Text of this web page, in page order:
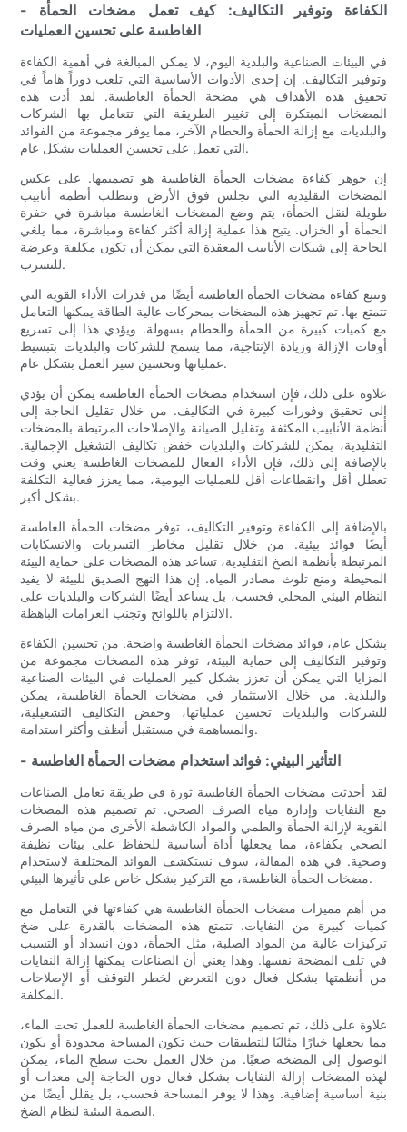
- الكفاءة وتوفير التكاليف: كيف تعمل مضخات الحمأة
الغاطسة على تحسين العمليات
في البيئات الصناعية والبلدية اليوم، لا يمكن المبالغة في أهمية الكفاءة
وتوفير التكاليف. إن إحدى الأدوات الأساسية التي تلعب دوراً هاماً في
تحقيق هذه الأهداف هي مضخة الحمأة الغاطسة. لقد أدت هذه
المضخات المبتكرة إلى تغيير الطريقة التي تتعامل بها الشركات
والبلديات مع إزالة الحمأة والحطام الآخر، مما يوفر مجموعة من الفوائد
التي تعمل على تحسين العمليات بشكل عام.
إن جوهر كفاءة مضخات الحمأة الغاطسة هو تصميمها. على عكس
المضخات التقليدية التي تجلس فوق الأرض وتتطلب أنظمة أنابيب
طويلة لنقل الحمأة، يتم وضع المضخات الغاطسة مباشرة في حفرة
الحمأة أو الخزان. يتيح هذا عملية إزالة أكثر كفاءة ومباشرة، مما يلغي
الحاجة إلى شبكات الأنابيب المعقدة التي يمكن أن تكون مكلفة وعرضة
للتسرب.
وتنبع كفاءة مضخات الحمأة الغاطسة أيضًا من قدرات الأداء القوية التي
تتمتع بها. تم تجهيز هذه المضخات بمحركات عالية الطاقة يمكنها التعامل
مع كميات كبيرة من الحمأة والحطام بسهولة. ويؤدي هذا إلى تسريع
أوقات الإزالة وزيادة الإنتاجية، مما يسمح للشركات والبلديات بتبسيط
عملياتها وتحسين سير العمل بشكل عام.
علاوة على ذلك، فإن استخدام مضخات الحمأة الغاطسة يمكن أن يؤدي
إلى تحقيق وفورات كبيرة في التكاليف. من خلال تقليل الحاجة إلى
أنظمة الأنابيب المكثفة وتقليل الصيانة والإصلاحات المرتبطة بالمضخات
التقليدية، يمكن للشركات والبلديات خفض تكاليف التشغيل الإجمالية.
بالإضافة إلى ذلك، فإن الأداء الفعال للمضخات الغاطسة يعني وقت
تعطل أقل وانقطاعات أقل للعمليات اليومية، مما يعزز فعالية التكلفة
بشكل أكبر.
بالإضافة إلى الكفاءة وتوفير التكاليف، توفر مضخات الحمأة الغاطسة
أيضًا فوائد بيئية. من خلال تقليل مخاطر التسربات والانسكابات
المرتبطة بأنظمة الضخ التقليدية، تساعد هذه المضخات على حماية البيئة
المحيطة ومنع تلوث مصادر المياه. إن هذا النهج الصديق للبيئة لا يفيد
النظام البيئي المحلي فحسب، بل يساعد أيضًا الشركات والبلديات على
الالتزام باللوائح وتجنب الغرامات الباهظة.
بشكل عام، فوائد مضخات الحمأة الغاطسة واضحة. من تحسين الكفاءة
وتوفير التكاليف إلى حماية البيئة، توفر هذه المضخات مجموعة من
المزايا التي يمكن أن تعزز بشكل كبير العمليات في البيئات الصناعية
والبلدية. من خلال الاستثمار في مضخات الحمأة الغاطسة، يمكن
للشركات والبلديات تحسين عملياتها، وخفض التكاليف التشغيلية،
والمساهمة في مستقبل أنظف وأكثر استدامة.
- التأثير البيئي: فوائد استخدام مضخات الحمأة الغاطسة
لقد أحدثت مضخات الحمأة الغاطسة ثورة في طريقة تعامل الصناعات
مع النفايات وإدارة مياه الصرف الصحي. تم تصميم هذه المضخات
القوية لإزالة الحمأة والطمي والمواد الكاشطة الأخرى من مياه الصرف
الصحي بكفاءة، مما يجعلها أداة أساسية للحفاظ على بيئات نظيفة
وصحية. في هذه المقالة، سوف نستكشف الفوائد المختلفة لاستخدام
مضخات الحمأة الغاطسة، مع التركيز بشكل خاص على تأثيرها البيئي.
من أهم مميزات مضخات الحمأة الغاطسة هي كفاءتها في التعامل مع
كميات كبيرة من النفايات. تتمتع هذه المضخات بالقدرة على ضخ
تركيزات عالية من المواد الصلبة، مثل الحمأة، دون انسداد أو التسبب
في تلف المضخة نفسها. وهذا يعني أن الصناعات يمكنها إزالة النفايات
من أنظمتها بشكل فعال دون التعرض لخطر التوقف أو الإصلاحات
المكلفة.
علاوة على ذلك، تم تصميم مضخات الحمأة الغاطسة للعمل تحت الماء،
مما يجعلها خيارًا مثاليًا للتطبيقات حيث تكون المساحة محدودة أو يكون
الوصول إلى المضخة صعبًا. من خلال العمل تحت سطح الماء، يمكن
لهذه المضخات إزالة النفايات بشكل فعال دون الحاجة إلى معدات أو
بنية أساسية إضافية. وهذا لا يوفر المساحة فحسب، بل يقلل أيضًا من
البصمة البيئية لنظام الضخ.